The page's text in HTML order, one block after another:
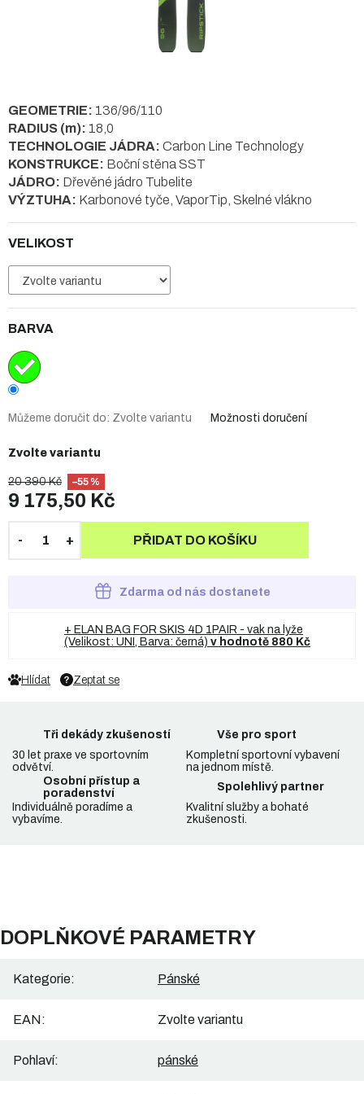
20 390 Kč –55 %
9 175,50 Kč
Zvolte variantu
VELIKOST
BARVA
Můžeme doručit do: Zvolte variantu Možnosti doručení
PŘIDAT DO KOŠÍKU
Zdarma od nás dostanete
+ ELAN BAG FOR SKIS 4D 1PAIR - vak na lyže
(Velikost: UNI, Barva: černá) v hodnotě 880 Kč
GEOMETRIE: 136/96/110
RADIUS (m): 18,0
TECHNOLOGIE JÁDRA: Carbon Line Technology
KONSTRUKCE: Boční stěna SST
JÁDRO: Dřevěné jádro Tubelite
VÝZTUHA: Karbonové tyče, VaporTip, Skelné vlákno
Zeptat se
Hlídat
Tři dekády zkušeností
30 let praxe ve sportovním
odvětví.
Vše pro sport
Kompletní sportovní vybavení
na jednom místě.
Osobní přístup a
poradenství
Individuálně poradíme a
vybavíme.
Spolehlivý partner
Kvalitní služby a bohaté
zkušenosti.
DOPLŇKOVÉ PARAMETRY
Kategorie: Pánské
EAN: Zvolte variantu
Pohlaví: pánské